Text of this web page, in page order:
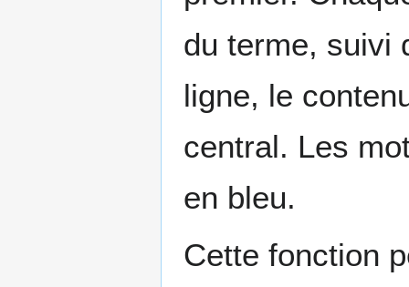
du terme, suivi
ligne, le
central. Les
en bleu.
Cette fonction